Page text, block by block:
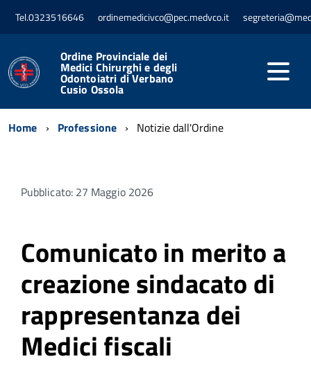
Tel.0323516646 ordinemedicivco@pec.medvco.it
Ordine Provinciale dei
Medici Chirurghi e degli
Odontoiatri di Verbano
Cusio Ossola
Home Professione Notizie dall'Ordine
Pubblicato: 27 Maggio 2026
Comunicato in merito a
creazione sindacato di
rappresentanza dei
Medici fiscali